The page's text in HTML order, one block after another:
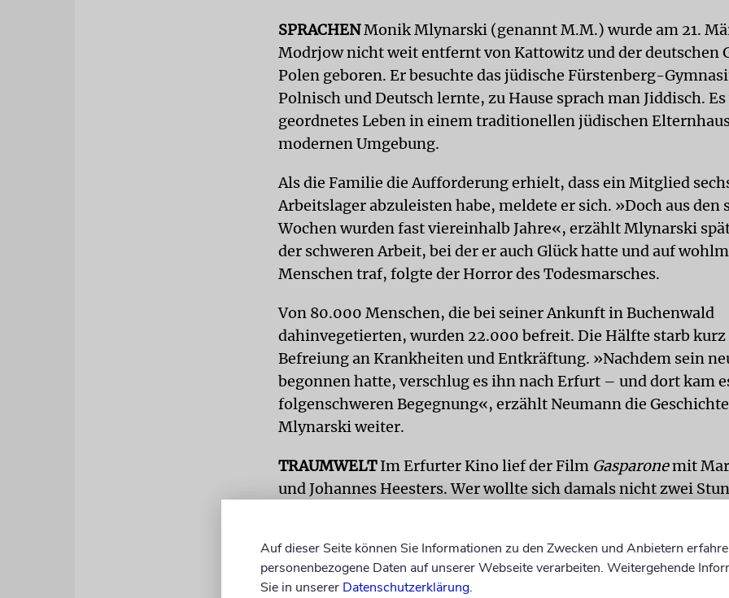
SPRACHENMonik Mlynarski (genannt M.M.) wurde am 21.
Modrjow nicht weit entfernt von Kattowitz und der deutschen
Polen geboren. Er besuchte das jüdische Fürstenberg-
Polnisch und Deutsch lernte, zu Hause sprach man Jiddisch.
geordnetes Leben in einem traditionellen jüdischen
modernen Umgebung.
Als die Familie die Aufforderung erhielt, dass ein Mitglied
Arbeitslager abzuleisten habe, meldete er sich. »Doch aus den
Wochen wurden fast viereinhalb Jahre«, erzählt Mlynarski
der schweren Arbeit, bei der er auch Glück hatte und auf
Menschen traf, folgte der Horror des Todesmarsches.
Von 80.000 Menschen, die bei seiner Ankunft in Buchenwald
dahinvegetierten, wurden 22.000 befreit. Die Hälfte starb
Befreiung an Krankheiten und Entkräftung. »Nachdem sein
begonnen hatte, verschlug es ihn nach Erfurt – und dort kam
folgenschweren Begegnung«, erzählt Neumann die
Mlynarski weiter.
TRAUMWELTIm Erfurter Kino lief der Film Gasparonemit
und Johannes Heesters. Wer wollte sich damals nicht zwei
Wartenden hinter sich eine junge Frau schluchzen hörte, weil
Karte hatte, überließ er ihr seine eigene. Den Film sah Monik
Auf dieser Seite können Sie Informationen zu den Zwecken und Anbietern
personenbezogene Daten auf unserer Webseite verarbeiten. Weitergehende
Sie in unserer Datenschutzerklärung.